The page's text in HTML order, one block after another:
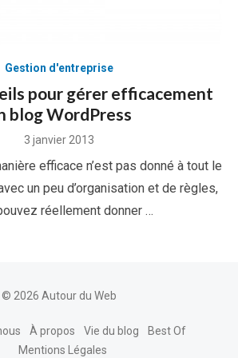
Gestion d'entreprise
pour gérer efficacement
blog WordPress
Posted
3 janvier 2013
efficace n’est pas donné à tout le
un peu d’organisation et de règles,
réellement donner …
© 2026 Autour du Web
À propos Vie du blog
Best Of
Mentions Légales